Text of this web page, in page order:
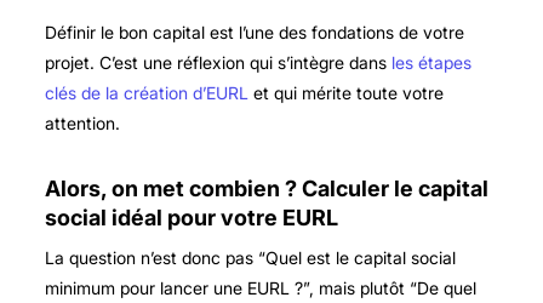
Définir le bon capital est l’une des fondations de votre
projet. C’est une réflexion qui s’intègre dans les étapes
clés de la création d’EURL et qui mérite toute votre
attention.
Alors, on met combien ? Calculer le capital
social idéal pour votre EURL
La question n’est donc pas “Quel est le capital social
minimum pour lancer une EURL ?”, mais plutôt “De quel